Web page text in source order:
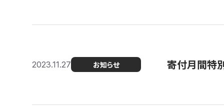
2023.11.27 お知らせ 寄付月間特